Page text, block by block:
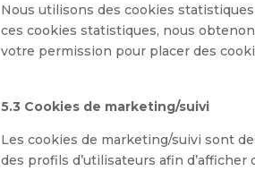
Nous utilisons des cookies
ces cookies statistiques, nous
votre permission pour placer des
5.3 Cookies de marketing/suivi
Les cookies de marketing/suivi sont
des profils d’utilisateurs afin